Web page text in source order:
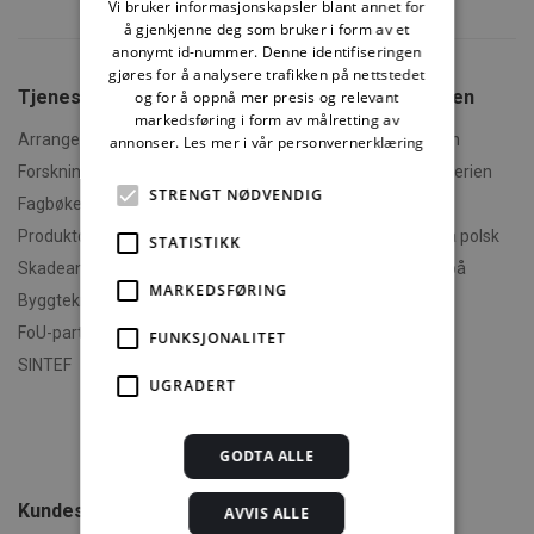
Tjenester fra SINTEF
Arrangementer og kurs
Forskningsrapporter
Fagbøker og nettkurs
Produktdokumentasjon
Skadeanalyse
Byggteknisk spesialrådgivning
FoU-partner
SINTEF
Om Byggforskserien
Hva er Byggforskserien
Finn fram i Byggforskserien
Om Min side
Polski - informasjon på polsk
English - informasjon på
engelsk
Om TEK-sjekk
Kundeservice
Vi bruker informasjonskapsler blant annet for
å gjenkjenne deg som bruker i form av et
anonymt id-nummer. Denne identifiseringen
gjøres for å analysere trafikken på nettstedet
og for å oppnå mer presis og relevant
markedsføring i form av målretting av
annonser. Les mer i vår personvernerklæring
STRENGT NØDVENDIG
STATISTIKK
MARKEDSFØRING
FUNKSJONALITET
UGRADERT
GODTA ALLE
AVVIS ALLE